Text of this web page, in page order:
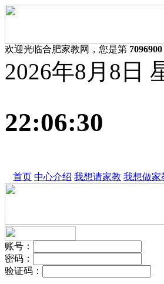
欢迎光临合肥家教网，您是第 7096900
2026年8月8日
22:06:31
首页 中心介绍 我想请家教 我想做家
账号 ：
密码 ：
验证码：